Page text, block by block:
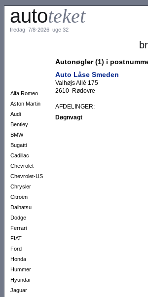
autoteket
fredag 7/8-2026 uge 32
Alfa Romeo
Aston Martin
Audi
Bentley
BMW
Bugatti
Cadillac
Chevrolet
Chevrolet-US
Chrysler
Citroën
Daihatsu
Dodge
Ferrari
FIAT
Ford
Honda
Hummer
Hyundai
Jaguar
Autonøgler (1) i
Auto Låse Smeden
Valhøjs Allé 175
2610 Rødovre
AFDELINGER:
Døgnvagt